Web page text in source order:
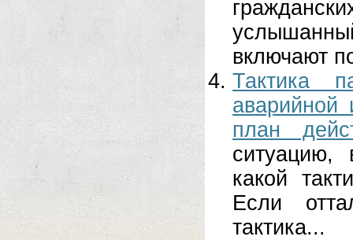
включают
Тактика
аварийной
план
ситуацию,
какой
Если
тактика...